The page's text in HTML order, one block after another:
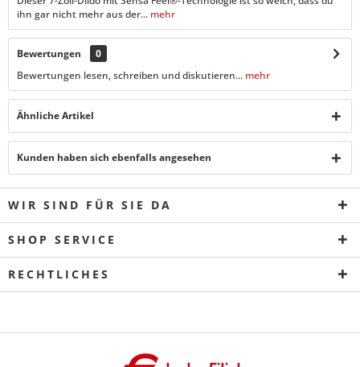
ihn gar nicht mehr aus der... mehr
Bewertungen
0
Bewertungen lesen, schreiben und diskutieren... mehr
Ähnliche Artikel
Kunden haben sich ebenfalls angesehen
WIR SIND FÜR SIE DA
SHOP SERVICE
RECHTLICHES